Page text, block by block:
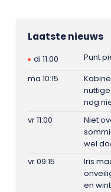
Laatste nieuws
di 11:00
Punt
ma 10:15
nog
vr 11:00
Niet
wel
vr 09:15
Iris
en